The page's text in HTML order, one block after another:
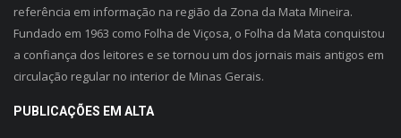
referência em informação na região da Zona da Mata Mineira.
Fundado em 1963 como Folha de Viçosa, o Folha da Mata conquistou
a confiança dos leitores e se tornou um dos jornais mais antigos em
circulação regular no interior de Minas Gerais.
PUBLICAÇÕES EM ALTA